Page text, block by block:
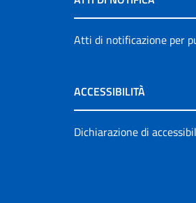
Atti di notificazione per
ACCESSIBILITÀ
Dichiarazione di